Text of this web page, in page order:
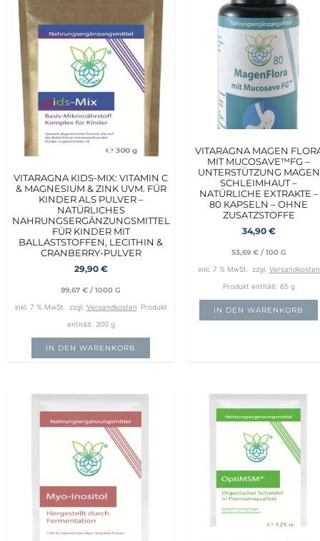
VITARAGNA KIDS-MIX: VITAMIN C
& MAGNESIUM & ZINK UVM. FÜR
KINDER ALS PULVER –
NATÜRLICHES
NAHRUNGSERGÄNZUNGSMITTEL
FÜR KINDER MIT
BALLASTSTOFFEN, LECITHIN &
CRANBERRY-PULVER
29,90 €
99,67 € / 1000 G
inkl. 7 % MwSt. zzgl. Versandkosten Produkt
enthält: 300 g
IN DEN WARENKORB
VITARAGNA MAGEN
MIT MUCOSAVE™FG –
UNTERSTÜTZUNG MAGEN
SCHLEIMHAUT –
NATÜRLICHE EXTRAKTE –
80 KAPSELN – OHNE
ZUSATZSTOFFE
34,90 €
53,69 €/ 100 G
inkl. 7 % MwSt. zzgl. Versandkosten
Produkt enthält: 65 g
IN DEN WARENKORB